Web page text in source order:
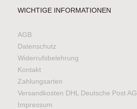
WICHTIGE INFORMATIONEN
AGB
Datenschutz
Widerrufsbelehrung
Kontakt
Zahlungsarten
Versandkosten DHL Deutsche Post AG
Impressum